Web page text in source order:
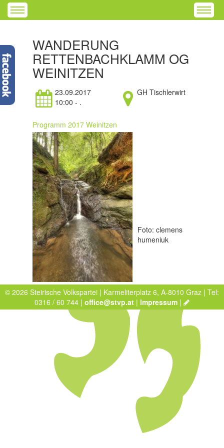
WANDERUNG
RETTENBACHKLAMM OG
WEINITZEN
23.09.2017
10:00 - .
GH Tischlerwirt
Programm 2017 Weinitzen
Foto: clemens
humeniuk
© 2026 Steirische Volkspartei | Karmeliterplatz 6, A-8010 Graz | Tel:
0316 / 60 744 | office@stvp.at | Impressum |